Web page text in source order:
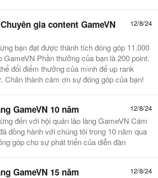
12/8/24
gia content GameVN
bạn đạt được thành tích đóng góp 11.000
GameVN Phần thưởng của bạn là 200 point.
đổi điểm thưởng của mình để up rank
Chân thành cám ơn sự đóng góp của bạn!
12/8/24
GameVN 10 năm
đến với hội quán lão làng GameVN Cám
đồng hành với chúng tôi trong 10 năm qua
góp cho sự phát triển của diễn đàn
12/8/24
GameVN 15 năm